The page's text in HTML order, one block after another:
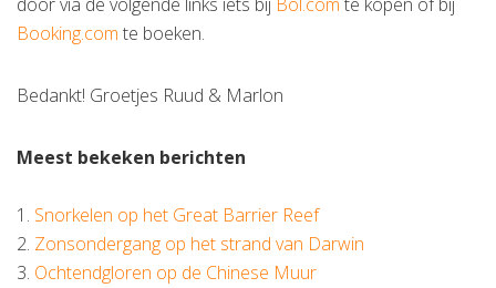
Booking.com te boeken.
Bedankt! Groetjes Ruud & Marlon
Meest bekeken berichten
1. Snorkelen op het Great Barrier Reef
2. Zonsondergang op het strand van Darwin
3. Ochtendgloren op de Chinese Muur